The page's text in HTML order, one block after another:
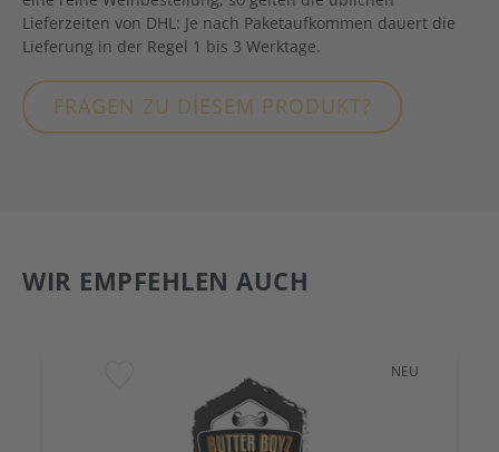
Lieferzeiten von DHL: Je nach Paketaufkommen dauert die
Lieferung in der Regel 1 bis 3 Werktage.
FRAGEN ZU DIESEM PRODUKT?
WIR EMPFEHLEN AUCH
NEU